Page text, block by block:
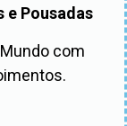
e Pousadas
com